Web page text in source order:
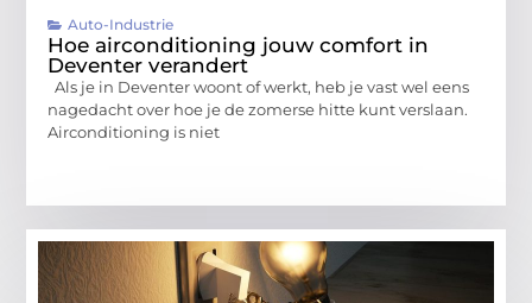
Auto-Industrie
Hoe airconditioning jouw comfort in
Deventer verandert
Als je in Deventer woont of werkt, heb je vast wel eens
nagedacht over hoe je de zomerse hitte kunt verslaan.
Airconditioning is niet